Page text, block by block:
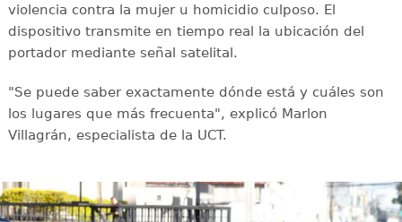
violencia contra la mujer u homicidio culposo. El
dispositivo transmite en tiempo real la ubicación del
portador mediante señal satelital.
"Se puede saber exactamente dónde está y cuáles son
los lugares que más frecuenta", explicó Marlon
Villagrán, especialista de la UCT.